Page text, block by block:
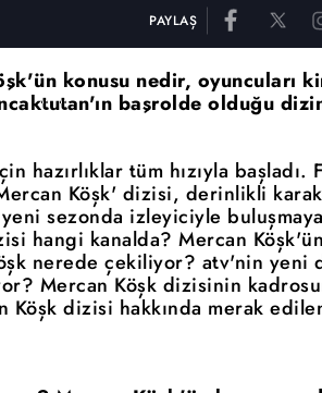
PAYLAŞ
konusu nedir, oyuncuları
başrolde olduğu
hazırlıklar tüm hızıyla başladı.
Köşk' dizisi, derinlikli
sezonda izleyiciyle buluşmaya
hangi kanalda? Mercan Köşk'ün
nerede çekiliyor? atv'nin yeni
Mercan Köşk dizisinin
Köşk dizisi hakkında merak